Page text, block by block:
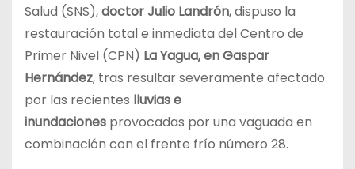
Salud (SNS),doctor Julio Landrón, dispuso la
restauración total e inmediata del Centro de
Primer Nivel (CPN) La Yagua, en Gaspar
Hernández, tras resultar severamente afectado
por las recientes lluvias e
inundaciones provocadas por una vaguada en
combinación con el frente frío número 28.